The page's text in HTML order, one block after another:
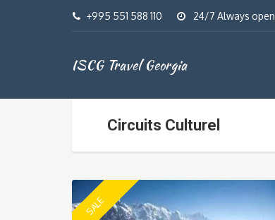
+995 551 588 110 24/7 Always open
ISCG Travel Georgia
Circuits Culturel
SALE